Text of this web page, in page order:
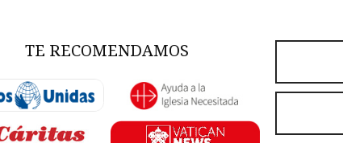
TE RECOMENDAMOS